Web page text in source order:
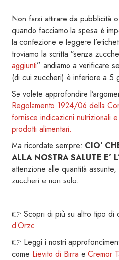
Non farsi attirare da pubblicità
quando facciamo la spesa è
la confezione e leggere
troviamo la scritta “senza
aggiunti” andiamo a verificare
(di cui zuccheri) è inferiore a 5
Se volete approfondire
Regolamento 1924/06 della
fornisce indicazioni nutrizionali
prodotti alimentari.
Ma ricordate sempre: CIO’
ALLA NOSTRA SALUTE E’
attenzione alle quantità
zuccheri e non solo.
👉 Scopri di più su altro tipo di
d’Orzo
👉 Leggi i nostri
come Lievito di Birra e Cremor